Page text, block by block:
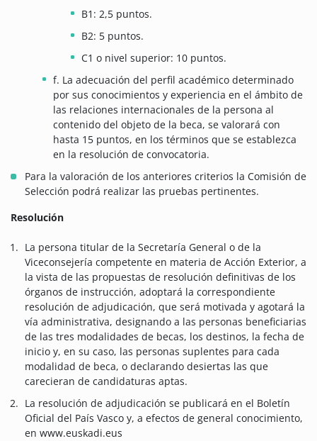
B1: 2,5 puntos.
B2: 5 puntos.
C1 o nivel superior: 10 puntos.
f. La adecuación del perfil académico determinado
por sus conocimientos y experiencia en el ámbito de
las relaciones internacionales de la persona al
contenido del objeto de la beca, se valorará con
hasta 15 puntos, en los términos que se establezca
en la resolución de convocatoria.
Para la valoración de los anteriores criterios la Comisión de
Selección podrá realizar las pruebas pertinentes.
Resolución
La persona titular de la Secretaría General o de la
Viceconsejería competente en materia de Acción Exterior, a
la vista de las propuestas de resolución definitivas de los
órganos de instrucción, adoptará la correspondiente
resolución de adjudicación, que será motivada y agotará la
vía administrativa, designando a las personas beneficiarias
de las tres modalidades de becas, los destinos, la fecha de
inicio y, en su caso, las personas suplentes para cada
modalidad de beca, o declarando desiertas las que
carecieran de candidaturas aptas.
La resolución de adjudicación se publicará en el Boletín
Oficial del País Vasco y, a efectos de general conocimiento,
en www.euskadi.eus